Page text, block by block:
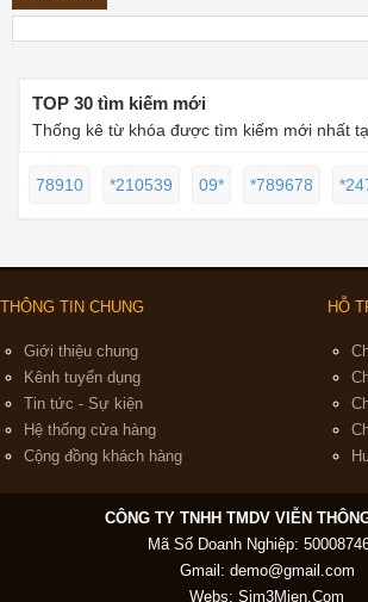
TOP 30 tìm kiếm mới
Thống kê từ khóa được tìm kiếm mới nhất
78910 *210539 09* *789678
THÔNG TIN CHUNG
Giới thiệu chung
Kênh tuyển dụng
Tin tức - Sự kiện
Hệ thống cửa hàng
Cộng đồng khách hàng
HỖ
CÔNG TY TNHH TMDV VIỄN
Mã Số Doanh Nghiệp:
Gmail: demo@gmail.com
Webs: Sim3Mien.Com